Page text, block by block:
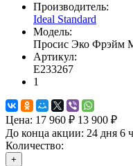
Производитель:
Ideal Standard
Модель:
Просис Эко Фрэйм
Артикул:
E233267
1
Цена: 17 960 ₽ 13 900 ₽
До конца акции: 24 дня 6
Количество:
+